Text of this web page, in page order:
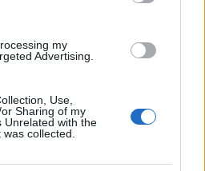
my
Advertising.
Use,
Sharing of my
Unrelated with the
collected.
di euro in dieci anni.
della spesa
quello che fa. Occorre
faccio una gara che